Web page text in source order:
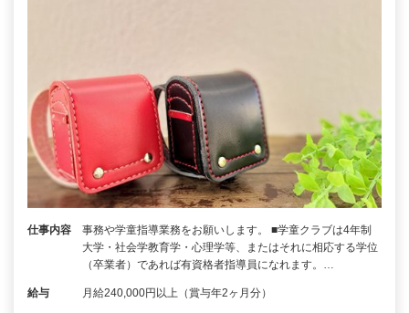
仕事内容
事務や学童指導業務をお願いします。 ■学童クラブは4年制
大学・社会学教育学・心理学等、またはそれに相応する学位
（卒業者）であれば有資格者指導員になれます。…
給与 月給240,000円以上（賞与年2ヶ月分）